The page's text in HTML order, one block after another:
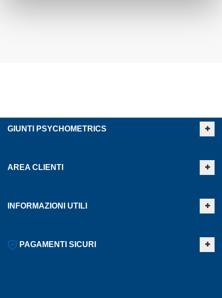
GIUNTI PSYCHOMETRICS
AREA CLIENTI
INFORMAZIONI UTILI
PAGAMENTI SICURI